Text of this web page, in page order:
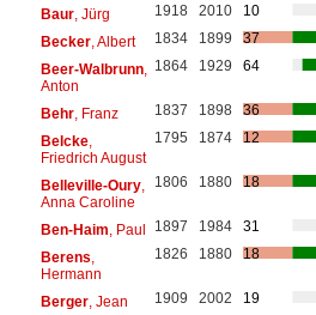
Baur, Jürg 1918 2010
10
Becker, Albert 1834 1899
37
Beer-Walbrunn,
Anton
1864 1929 64
Behr, Franz 1837 1898
36
Belcke,
Friedrich August
1795 1874 12
Belleville-Oury,
Anna Caroline
1806 1880 18
Ben-Haim , Paul 1897 1984
31
Berens
Hermann
1826 1880 18
Berger, Jean 1909 2002
19